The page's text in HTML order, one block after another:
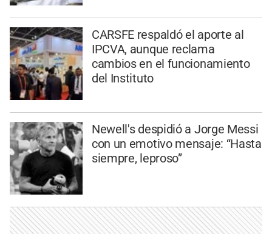
CARSFE respaldó el aporte al
IPCVA, aunque reclama
cambios en el funcionamiento
del Instituto
Newell's despidió a Jorge Messi
con un emotivo mensaje: “Hasta
siempre, leproso”